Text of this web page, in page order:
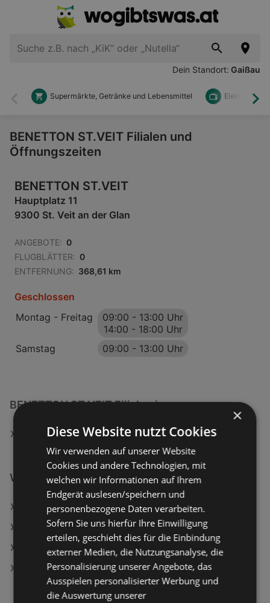
Dein Standort: Gaißau
Zurück
Supermärkte, Getränke und Lebensmittel Elektronik
BENETTON ST.VEIT Filialen und
Öffnungszeiten
BENETTON ST.VEIT
Hauptplatz 11
9300 St. Veit an der Glan
ANGEBOTE: 0
FLUGBLÄTTER: 0
ENTFERNUNG: 368,61 km
Geschlossen
Montag - Freitag
09:00 - 13:00 Uhr
14:00 - 18:00 Uhr
Samstag
09:00 - 13:00 Uhr
BENETTON ST.VEIT Filialen in:
BENETTON ST.VEIT in Sankt Veit an der Glan
Weiterführende Links
KiK Angebote
Woolworth Angebote
Aktuelle Woolworth Flugblätter
Aktuelle KiK Flugblätter
×
Diese Website nutzt Cookies
Wir verwenden auf unserer Website
Cookies und andere Technologien, mit
welchen wir Informationen auf Ihrem
Endgerät auslesen/speichern und
personenbezogene Daten verarbeiten.
Sofern Sie uns hierfür Ihre Einwilligung
erteilen, geschieht dies für die Einbindung
externer Medien, die Nutzungsanalyse, die
Personalisierung unserer Angebote, das
Ausspielen personalisierter Werbung und
die Auswertung unserer